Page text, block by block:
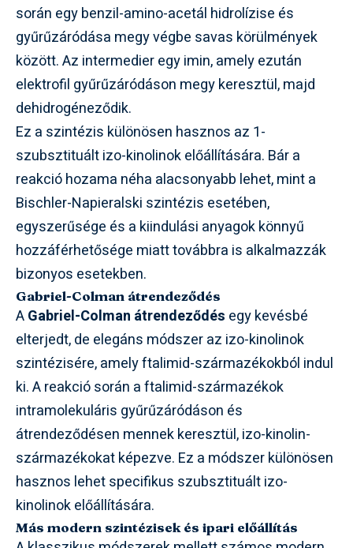
során egy benzil-amino-acetál hidrolízise és
gyűrűzáródása megy végbe savas körülmények
között. Az intermedier egy imin, amely ezután
elektrofil gyűrűzáródáson megy keresztül, majd
dehidrogéneződik.
Ez a szintézis különösen hasznos az 1-
szubsztituált izo-kinolinok előállítására. Bár a
reakció hozama néha alacsonyabb lehet, mint a
Bischler-Napieralski szintézis esetében,
egyszerűsége és a kiindulási anyagok könnyű
hozzáférhetősége miatt továbbra is alkalmazzák
bizonyos esetekben.
Gabriel-Colman átrendeződés
AGabriel-Colman átrendeződés egy kevésbé
elterjedt, de elegáns módszer az izo-kinolinok
szintézisére, amely ftalimid-származékokból indul
ki. A reakció során a ftalimid-származékok
intramolekuláris gyűrűzáródáson és
átrendeződésen mennek keresztül, izo-kinolin-
származékokat képezve. Ez a módszer különösen
hasznos lehet specifikus szubsztituált izo-
kinolinok előállítására.
Más modern szintézisek és ipari előállítás